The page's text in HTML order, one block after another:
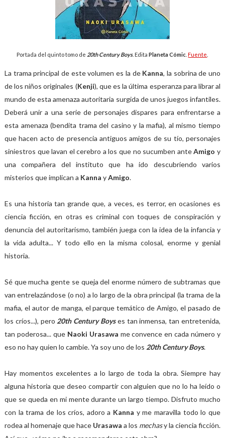
Portada del quinto tomo de 20th Century Boys. EditaPlaneta Cómic .Fuente
La trama principal de este volumen es la de Kanna, la sobrina de uno
de los niños originales (Kenji), que es la última esperanza para librar al
mundo de esta amenaza autoritaria surgida de unos juegos infantiles.
Deberá unir a una serie de personajes dispares para enfrentarse a
esta amenaza (bendita trama del casino y la mafia), al mismo tiempo
que hacen acto de presencia antiguos amigos de su tío, personajes
siniestros que lavan el cerebro a los que no sucumben anteAmigoy
una compañera del instituto que ha ido descubriendo varios
misterios que implican a Kanna yAmigo.
Es una historia tan grande que, a veces, es terror, en ocasiones es
ciencia ficción, en otras es criminal con toques de conspiración y
denuncia del autoritarismo, también juega con la idea de la infancia y
la vida adulta... Y todo ello en la misma colosal, enorme y genial
historia.
Sé que mucha gente se queja del enorme número de subtramas que
van entrelazándose (o no) a lo largo de la obra principal (la trama de la
mafia, el autor de manga, el parque temático de Amigo, el pasado de
los críos...), pero 20th Century Boyses tan inmensa, tan entretenida,
tan poderosa... que Naoki Urasawa me convence en cada número y
eso no hay quien lo cambie. Ya soy uno de los 20th Century Boys.
Hay momentos excelentes a lo largo de toda la obra. Siempre hay
alguna historia que deseo compartir con alguien que no lo ha leído o
que se queda en mi mente durante un largo tiempo. Disfruto mucho
con la trama de los críos, adoro a Kanna y me maravilla todo lo que
rodea al homenaje que hace Urasawaa los mechasy la ciencia ficción.